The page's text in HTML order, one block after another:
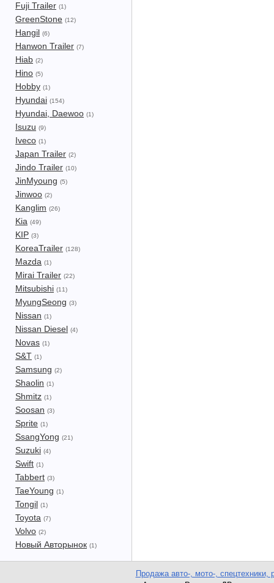
Fuji Trailer (1)
GreenStone (12)
Hangil (6)
Hanwon Trailer (7)
Hiab (2)
Hino (5)
Hobby (1)
Hyundai (154)
Hyundai, Daewoo (1)
Isuzu (9)
Iveco (1)
Japan Trailer (2)
Jindo Trailer (10)
JinMyoung (5)
Jinwoo (2)
Kanglim (26)
Kia (49)
KIP (3)
KoreaTrailer (128)
Mazda (1)
Mirai Trailer (22)
Mitsubishi (11)
MyungSeong (3)
Nissan (1)
Nissan Diesel (4)
Novas (1)
S&T (1)
Samsung (2)
Shaolin (1)
Shmitz (1)
Soosan (3)
Sprite (1)
SsangYong (21)
Suzuki (4)
Swift (1)
Tabbert (3)
TaeYoung (1)
Tongil (1)
Toyota (7)
Volvo (2)
Новый Авторынок (1)
Продажа авто-, мото-, спецтехники,